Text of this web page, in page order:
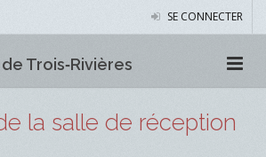
SE CONNECTER
Trois‑Rivières
la salle de réception